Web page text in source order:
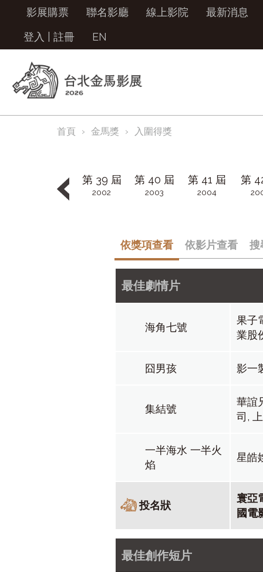
影展購票 聯名影廳 線上影院
最新消息
登入
註冊 EN
首頁 金馬獎 入圍得獎
第 39 屆
2002
第 40 屆
2003
第 41 屆
2004
第
第 48 屆 第 49 屆 第 50 屆 第
第 57 屆
2020 2021
依獎項查看 依影片查看 搜
最佳劇情片
海角七號
果子
業股
囧男孩 影一
集結號
華誼
司,
一半海水 一半火
焰
星皓
投名狀
寰亞
國電
最佳創作短片